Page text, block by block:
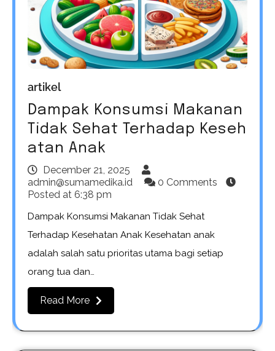
artikel
Dampak Konsumsi Makanan
Tidak Sehat Terhadap Keseh
atan Anak
December 21, 2025
admin@sumamedika.id
0 Comments
Posted at 6:38 pm
Dampak Konsumsi Makanan Tidak Sehat
Terhadap Kesehatan Anak Kesehatan anak
adalah salah satu prioritas utama bagi setiap
orang tua dan…
Read More